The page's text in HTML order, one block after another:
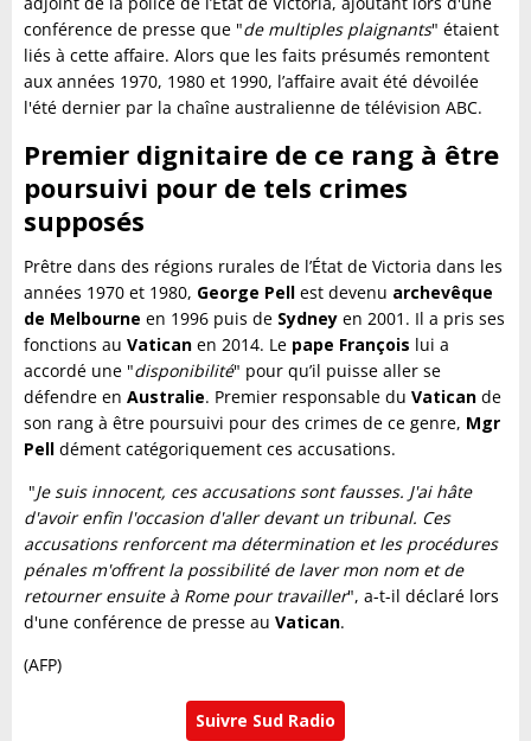
conférence de presse que "de multiples plaignants" étaient
liés à cette affaire. Alors que les faits présumés remontent
aux années 1970, 1980 et 1990, l’affaire avait été dévoilée
l'été dernier par la chaîne australienne de télévision ABC.
Premier dignitaire de ce rang à être
poursuivi pour de tels crimes
supposés
Prêtre dans des régions rurales de l’État de Victoria dans les
années 1970 et 1980, George Pell est devenu archevêque
de Melbourne en 1996 puis de Sydney en 2001. Il a pris ses
fonctions au Vatican en 2014. Le pape François lui a
accordé une "disponibilité" pour qu’il puisse aller se
défendre en Australie. Premier responsable du Vatican de
son rang à être poursuivi pour des crimes de ce genre, Mgr
Pell dément catégoriquement ces accusations.
"Je suis innocent, ces accusations sont fausses. J'ai hâte
d'avoir enfin l'occasion d'aller devant un tribunal. Ces
accusations renforcent ma détermination et les procédures
pénales m'offrent la possibilité de laver mon nom et de
retourner ensuite à Rome pour travailler", a-t-il déclaré lors
d'une conférence de presse au Vatican.
(AFP)
Suivre Sud Radio